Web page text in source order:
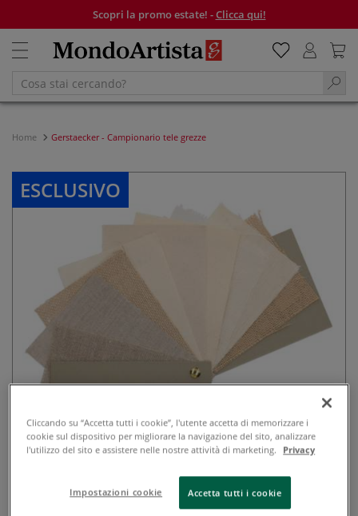
Scopri la promo estate! -Clicca qui!
Home Gerstaecker - Campionario tele grezze
ESCLUSIVO
Cliccando su “Accetta tutti i cookie”, l'utente accetta di memorizzare i
cookie sul dispositivo per migliorare la navigazione del sito, analizzare
l'utilizzo del sito e assistere nelle nostre attività di marketing.
Privacy
Impostazioni cookie Accetta tutti i cookie